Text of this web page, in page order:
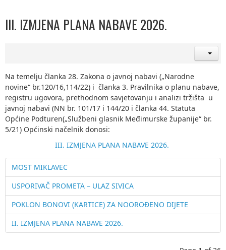
III. IZMJENA PLANA NABAVE 2026.
Na temelju članka 28. Zakona o javnoj nabavi („Narodne
novine“ br.120/16,114/22) i članka 3. Pravilnika o planu nabave,
registru ugovora, prethodnom savjetovanju i analizi tržišta u
javnoj nabavi (NN br. 101/17 i 144/20 i članka 44. Statuta
Općine Podturen(„Službeni glasnik Međimurske županije“ br.
5/21) Općinski načelnik donosi:
III. IZMJENA PLANA NABAVE 2026.
MOST MIKLAVEC
USPORIVAČ PROMETA – ULAZ SIVICA
POKLON BONOVI (KARTICE) ZA NOOROĐENO DIJETE
II. IZMJENA PLANA NABAVE 2026.